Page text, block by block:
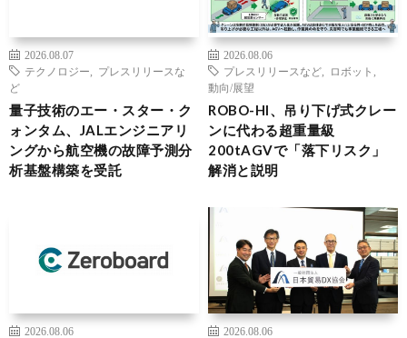
2026.08.07
テクノロジー
プレスリリースな
ど
量子技術のエー・スター・ク
ォンタム、JALエンジニアリ
ングから航空機の故障予測分
析基盤構築を受託
2026.08.06
プレスリリースなど
ロボット
動向/展望
ROBO-HI、吊り下げ式クレー
ンに代わる超重量級
200tAGVで「落下リスク」
解消と説明
2026.08.06
2026.08.06